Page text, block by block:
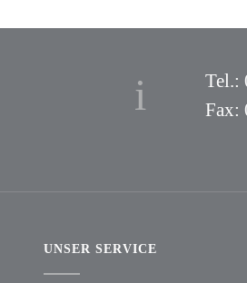
Tel.:
Fax:
UNSER SERVICE